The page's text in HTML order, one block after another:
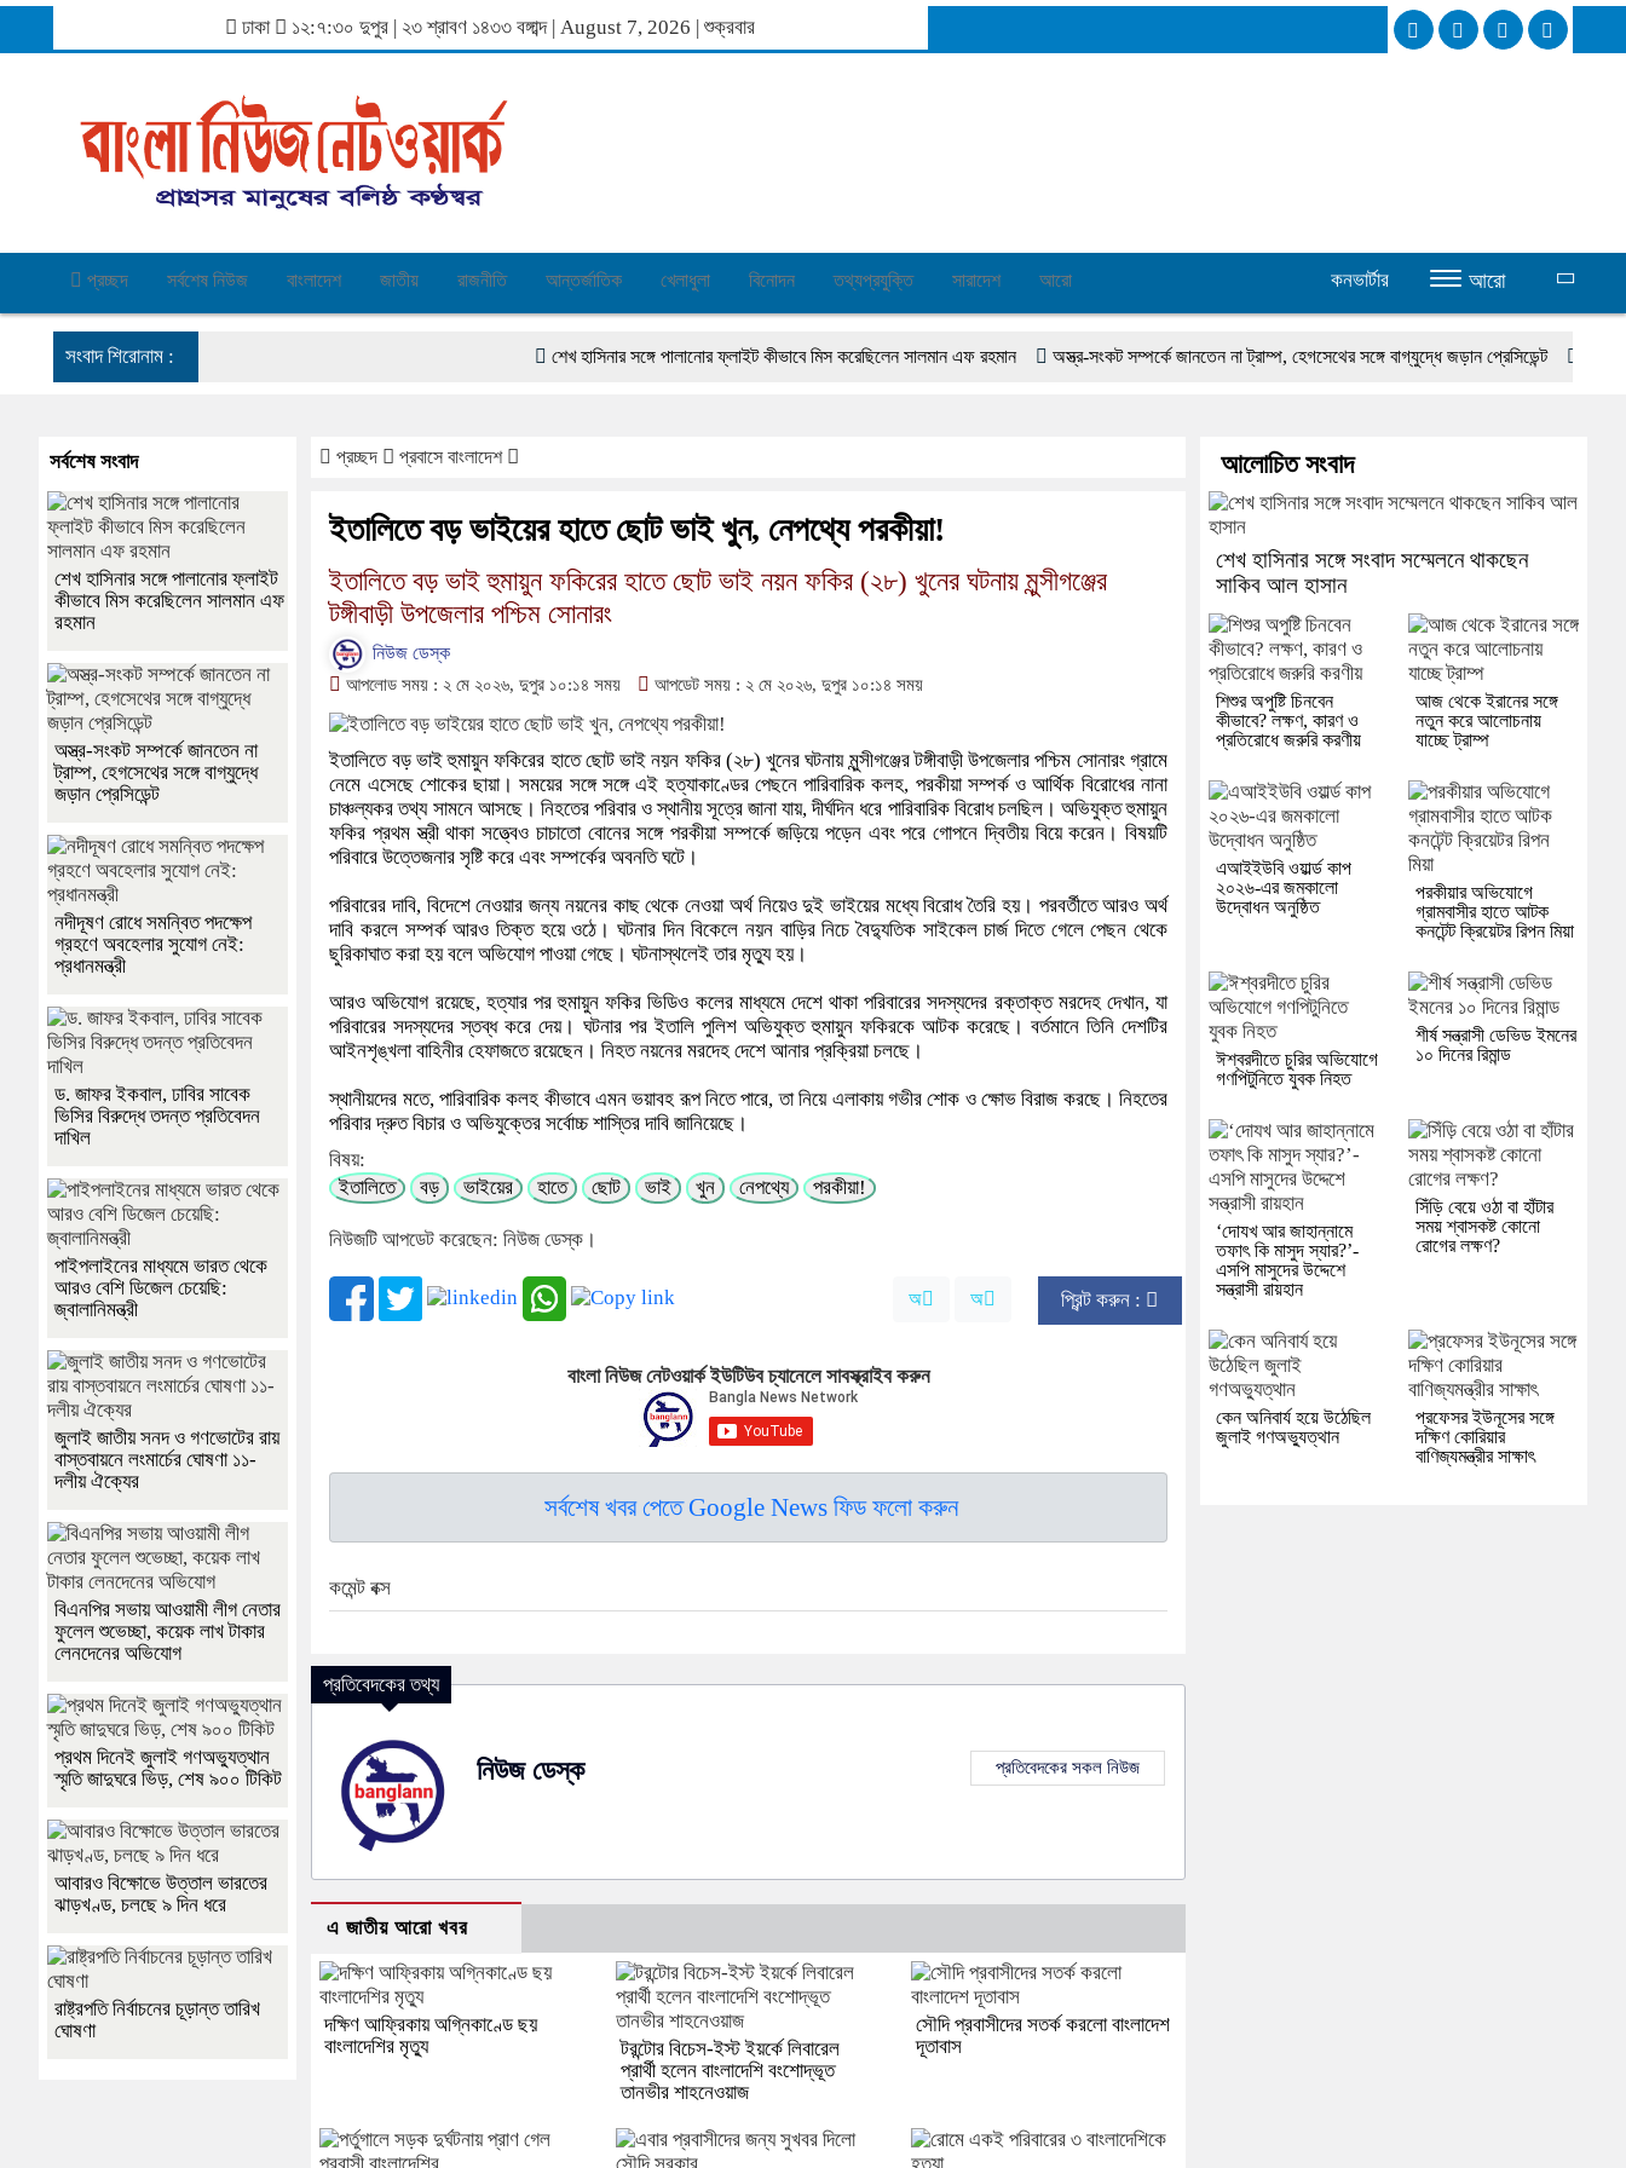
ঢাকা ১২:৭:৩০ দুপুর | ২৩ শ্রাবণ ১৪৩৩ বঙ্গাব্দ | August 7, 2026 |শুক্রবার
প্রচ্ছদ সর্বশেষ নিউজ বাংলাদেশ জাতীয় রাজনীতি আন্তর্জাতিক খেলাধুলা বিনোদন তথ্যপ্রযুক্তি সারাদেশ আরো কনভার্টার আরো
সংবাদ শিরোনাম : শেখ হাসিনার সঙ্গে পালানোর ফ্লাইট কীভাবে মিস করেছিলেন সালমান এফ রহমান অস্ত্র-সংকট সম্পর্কে জানতেন না ট্রাম্প, হেগসেথের সঙ্গে বাগ্‌যুদ্ধে জড়ান প্রেসিডেন্ট নদীদূষণ রোধে
প্রচ্ছদ প্রবাসে বাংলাদেশ
ইতালিতে বড় ভাইয়ের হাতে ছোট ভাই খুন, নেপথ্যে পরকীয়া!
ইতালিতে বড় ভাই হুমায়ুন ফকিরের হাতে ছোট ভাই নয়ন ফকির (২৮) খুনের ঘটনায় মুন্সীগঞ্জের
টঙ্গীবাড়ী উপজেলার পশ্চিম সোনারং
নিউজ ডেস্ক
আপলোড সময় : ২ মে ২০২৬, দুপুর ১০:১৪ সময় আপডেট সময় : ২ মে ২০২৬, দুপুর ১০:১৪ সময়
ইতালিতে বড় ভাই হুমায়ুন ফকিরের হাতে ছোট ভাই নয়ন ফকির (২৮) খুনের ঘটনায় মুন্সীগঞ্জের টঙ্গীবাড়ী উপজেলার পশ্চিম সোনারং গ্রামে
নেমে এসেছে শোকের ছায়া। সময়ের সঙ্গে সঙ্গে এই হত্যাকাণ্ডের পেছনে পারিবারিক কলহ, পরকীয়া সম্পর্ক ও আর্থিক বিরোধের নানা
চাঞ্চল্যকর তথ্য সামনে আসছে। নিহতের পরিবার ও স্থানীয় সূত্রে জানা যায়, দীর্ঘদিন ধরে পারিবারিক বিরোধ চলছিল। অভিযুক্ত হুমায়ুন
ফকির প্রথম স্ত্রী থাকা সত্ত্বেও চাচাতো বোনের সঙ্গে পরকীয়া সম্পর্কে জড়িয়ে পড়েন এবং পরে গোপনে দ্বিতীয় বিয়ে করেন। বিষয়টি
পরিবারে উত্তেজনার সৃষ্টি করে এবং সম্পর্কের অবনতি ঘটে।
পরিবারের দাবি, বিদেশে নেওয়ার জন্য নয়নের কাছ থেকে নেওয়া অর্থ নিয়েও দুই ভাইয়ের মধ্যে বিরোধ তৈরি হয়। পরবর্তীতে আরও অর্থ
দাবি করলে সম্পর্ক আরও তিক্ত হয়ে ওঠে। ঘটনার দিন বিকেলে নয়ন বাড়ির নিচে বৈদ্যুতিক সাইকেল চার্জ দিতে গেলে পেছন থেকে
ছুরিকাঘাত করা হয় বলে অভিযোগ পাওয়া গেছে। ঘটনাস্থলেই তার মৃত্যু হয়।
আরও অভিযোগ রয়েছে, হত্যার পর হুমায়ুন ফকির ভিডিও কলের মাধ্যমে দেশে থাকা পরিবারের সদস্যদের রক্তাক্ত মরদেহ দেখান, যা
পরিবারের সদস্যদের স্তব্ধ করে দেয়। ঘটনার পর ইতালি পুলিশ অভিযুক্ত হুমায়ুন ফকিরকে আটক করেছে। বর্তমানে তিনি দেশটির
আইনশৃঙ্খলা বাহিনীর হেফাজতে রয়েছেন। নিহত নয়নের মরদেহ দেশে আনার প্রক্রিয়া চলছে।
স্থানীয়দের মতে, পারিবারিক কলহ কীভাবে এমন ভয়াবহ রূপ নিতে পারে, তা নিয়ে এলাকায় গভীর শোক ও ক্ষোভ বিরাজ করছে। নিহতের
পরিবার দ্রুত বিচার ও অভিযুক্তের সর্বোচ্চ শাস্তির দাবি জানিয়েছে।
বিষয়:
ইতালিতে
বড় ভাইয়ের হাতে ছোট ভাই খুন নেপথ্যে পরকীয়া!
নিউজটি আপডেট করেছেন: নিউজ ডেস্ক।
অ অ প্রিন্ট করুন :
বাংলা নিউজ নেটওয়ার্ক ইউটিউব চ্যানেলে সাবস্ক্রাইব করুন
সর্বশেষ খবর পেতে Google News ফিড ফলো করুন
কমেন্ট বক্স
প্রতিবেদকের তথ্য
নিউজ ডেস্ক প্রতিবেদকের সকল নিউজ
এ জাতীয় আরো খবর
দক্ষিণ আফ্রিকায় অগ্নিকাণ্ডে ছয়
বাংলাদেশির মৃত্যু
টরন্টোর বিচেস-ইস্ট ইয়র্কে লিবারেল
প্রার্থী হলেন বাংলাদেশি বংশোদ্ভূত
তানভীর শাহনেওয়াজ
সৌদি প্রবাসীদের সতর্ক করলো বাংলাদেশ
দূতাবাস
সর্বশেষ সংবাদ
শেখ হাসিনার সঙ্গে পালানোর ফ্লাইট
কীভাবে মিস করেছিলেন সালমান এফ
রহমান
অস্ত্র-সংকট সম্পর্কে জানতেন না
ট্রাম্প, হেগসেথের সঙ্গে বাগ্‌যুদ্ধে
জড়ান প্রেসিডেন্ট
নদীদূষণ রোধে সমন্বিত পদক্ষেপ
গ্রহণে অবহেলার সুযোগ নেই:
প্রধানমন্ত্রী
ড. জাফর ইকবাল, ঢাবির সাবেক
ভিসির বিরুদ্ধে তদন্ত প্রতিবেদন
দাখিল
পাইপলাইনের মাধ্যমে ভারত থেকে
আরও বেশি ডিজেল চেয়েছি:
জ্বালানিমন্ত্রী
জুলাই জাতীয় সনদ ও গণভোটের রায়
বাস্তবায়নে লংমার্চের ঘোষণা ১১-
দলীয় ঐক্যের
বিএনপির সভায় আওয়ামী লীগ নেতার
ফুলেল শুভেচ্ছা, কয়েক লাখ টাকার
লেনদেনের অভিযোগ
প্রথম দিনেই জুলাই গণঅভ্যুত্থান
স্মৃতি জাদুঘরে ভিড়, শেষ ৯০০ টিকিট
আবারও বিক্ষোভে উত্তাল ভারতের
ঝাড়খণ্ড, চলছে ৯ দিন ধরে
রাষ্ট্রপতি নির্বাচনের চূড়ান্ত তারিখ
ঘোষণা
আলোচিত সংবাদ
শেখ হাসিনার সঙ্গে সংবাদ সম্মেলনে থাকছেন
সাকিব আল হাসান
শিশুর অপুষ্টি চিনবেন
কীভাবে? লক্ষণ, কারণ ও
প্রতিরোধে জরুরি করণীয়
আজ থেকে ইরানের সঙ্গে
নতুন করে আলোচনায়
যাচ্ছে ট্রাম্প
এআইইউবি ওয়ার্ল্ড কাপ
২০২৬-এর জমকালো
উদ্বোধন অনুষ্ঠিত
পরকীয়ার অভিযোগে
গ্রামবাসীর হাতে আটক
কনটেন্ট ক্রিয়েটর রিপন মিয়া
ঈশ্বরদীতে চুরির অভিযোগে
গণপিটুনিতে যুবক নিহত
শীর্ষ সন্ত্রাসী ডেভিড ইমনের
১০ দিনের রিমান্ড
‘দোযখ আর জাহান্নামে
তফাৎ কি মাসুদ স্যার?’-
এসপি মাসুদের উদ্দেশে
সন্ত্রাসী রায়হান
সিঁড়ি বেয়ে ওঠা বা হাঁটার
সময় শ্বাসকষ্ট কোনো
রোগের লক্ষণ?
কেন অনিবার্য হয়ে উঠেছিল
জুলাই গণঅভ্যুত্থান
প্রফেসর ইউনূসের সঙ্গে
দক্ষিণ কোরিয়ার
বাণিজ্যমন্ত্রীর সাক্ষাৎ